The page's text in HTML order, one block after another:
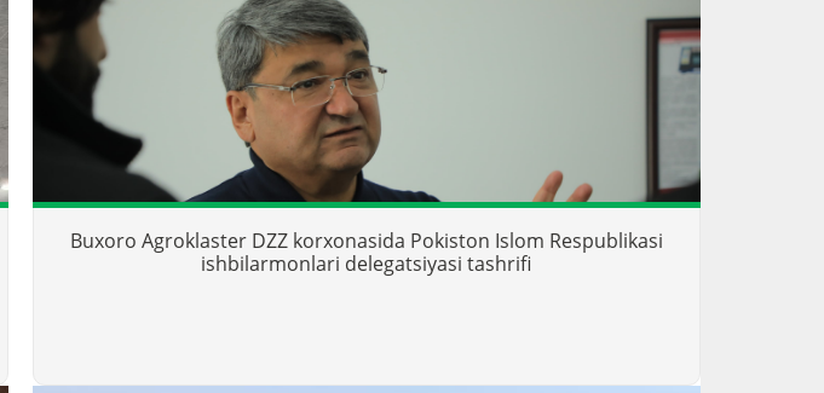
Buxoro Agroklaster DZZ korxonasida Pokiston Islom Respublikasi
ishbilarmonlari delegatsiyasi tashrifi